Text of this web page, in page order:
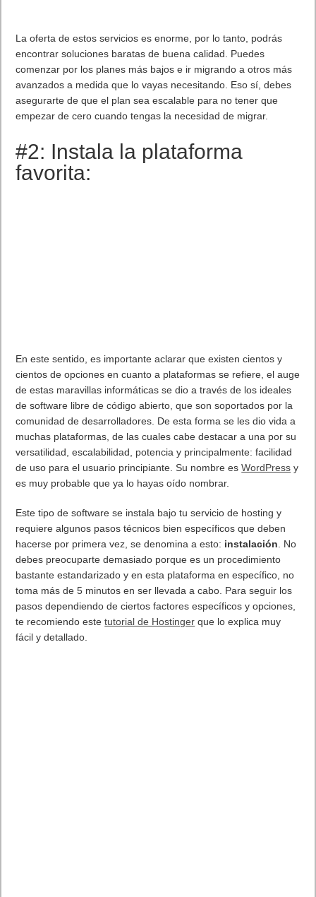
La oferta de estos servicios es enorme, por lo tanto, podrás
encontrar soluciones baratas de buena calidad. Puedes
comenzar por los planes más bajos e ir migrando a otros más
avanzados a medida que lo vayas necesitando. Eso sí, debes
asegurarte de que el plan sea escalable para no tener que
empezar de cero cuando tengas la necesidad de migrar.
#2: Instala la plataforma
favorita:
En este sentido, es importante aclarar que existen cientos y
cientos de opciones en cuanto a plataformas se refiere, el auge
de estas maravillas informáticas se dio a través de los ideales
de software libre de código abierto, que son soportados por la
comunidad de desarrolladores. De esta forma se les dio vida a
muchas plataformas, de las cuales cabe destacar a una por su
versatilidad, escalabilidad, potencia y principalmente: facilidad
de uso para el usuario principiante. Su nombre esWordPress y
es muy probable que ya lo hayas oído nombrar.
Este tipo de software se instala bajo tu servicio de hosting y
requiere algunos pasos técnicos bien específicos que deben
hacerse por primera vez, se denomina a esto: instalación . No
debes preocuparte demasiado porque es un procedimiento
bastante estandarizado y en esta plataforma en específico, no
toma más de 5 minutos en ser llevada a cabo. Para seguir los
pasos dependiendo de ciertos factores específicos y opciones,
te recomiendo estetutorial de Hostinger que lo explica muy
fácil y detallado.